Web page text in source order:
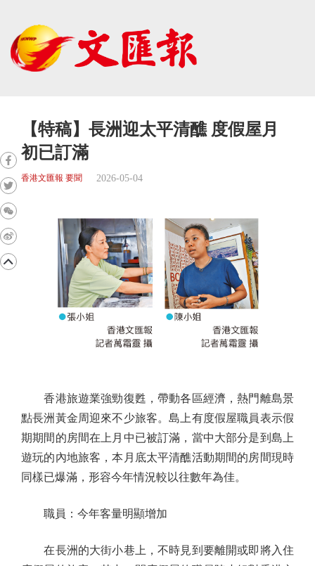
【特稿】長洲迎太平清醮 度假屋月
初已訂滿
香港文匯報 要聞 2026-05-04
香港旅遊業強勁復甦，帶動各區經濟，熱門離島景
點長洲黃金周迎來不少旅客。島上有度假屋職員表示假
期期間的房間在上月中已被訂滿，當中大部分是到島上
遊玩的內地旅客，本月底太平清醮活動期間的房間現時
同樣已爆滿，形容今年情況較以往數年為佳。
職員：今年客量明顯增加
在長洲的大街小巷上，不時見到要離開或即將入住